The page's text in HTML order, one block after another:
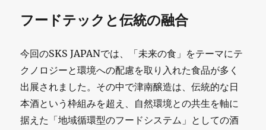
フードテックと伝統の融合
今回のSKS JAPANでは、「未来の食」をテーマにテ
クノロジーと環境への配慮を取り入れた食品が多く
出展されました。その中で津南醸造は、伝統的な日
本酒という枠組みを超え、自然環境との共生を軸に
据えた「地域循環型のフードシステム」としての酒